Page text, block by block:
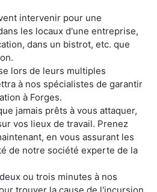
intervenir pour une
les locaux d'une entreprise,
dans un bistrot, etc. que
lors de leurs multiples
à nos spécialistes de garantir
à Forges.
jamais prêts à vous attaquer,
vos lieux de travail. Prenez
en vous assurant les
de notre société experte de la
ou trois minutes à nos